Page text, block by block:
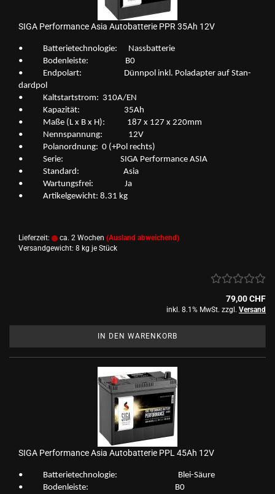
SIGA Per­for­mance Asia Au­to­bat­te­rie PPR 35Ah 12V
• Bat­te­rie­tech­no­lo­gie: Nass­bat­te­rie
• Bo­den­leis­te: B0
• End­po­lart: Dünn­pol inkl. Po­l­ad­ap­ter auf Stan­
dard­pol
• Kalt­start­strom: 310A/EN
• Ka­pa­zi­tät: 35Ah
• Maße (L x B x H): 187 x 127 x 220mm
• Nenn­span­nung: 12V
• Po­l­an­ord­nung: 0 (+Pol rechts)
• Serie: SIGA Per­for­mance ASIA
• Stan­dard: Asia
• War­tungs­frei: Ja
• Ar­ti­kel­ge­wicht: 8.31 kg
Lieferzeit: ca. 2 Wochen (Ausland abweichend)
Versandgewicht: 8 kg je Stück
79,00 CHF
inkl. 8.1% MwSt. zzgl. Versand
IN DEN WARENKORB
SIGA Per­for­mance Asia Au­to­bat­te­rie PPL 45Ah 12V
• Bat­te­rie­tech­no­lo­gie: Blei-​Säure
• Bo­den­leis­te: B0